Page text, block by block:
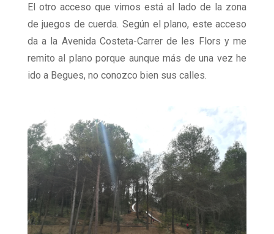
El otro acceso que vimos está al lado de la zona
de juegos de cuerda. Según el plano, este acceso
da a la Avenida Costeta-Carrer de les Flors y me
remito al plano porque aunque más de una vez he
ido a Begues, no conozco bien sus calles.